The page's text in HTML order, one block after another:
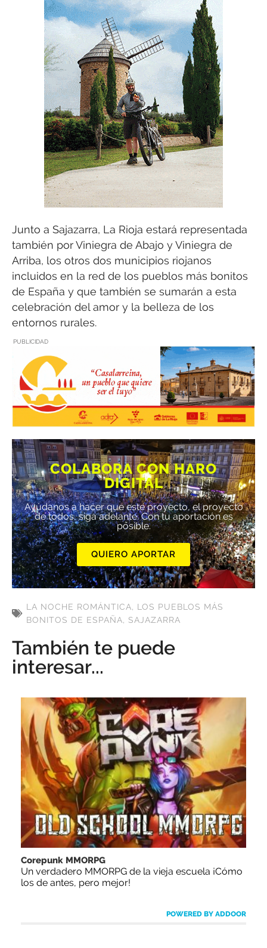
Junto a Sajazarra, La Rioja estará representada
también por Viniegra de Abajo y Viniegra de
Arriba, los otros dos municipios riojanos
incluidos en la red de los pueblos más bonitos
de España y que también se sumarán a esta
celebración del amor y la belleza de los
entornos rurales.
PUBLICIDAD
COLABORA CON HARO
DIGITAL
Ayúdanos a hacer que este proyecto, el proyecto
de todos, siga adelante. Con tu aportación es
posible.
QUIERO APORTAR
LA NOCHE ROMÁNTICA, LOS PUEBLOS MÁS
BONITOS DE ESPAÑA, SAJAZARRA
También te puede
interesar...
Corepunk MMORPG
Un verdadero MMORPG de la vieja escuela ¡Cómo
los de antes, pero mejor!
POWERED BY ADDOOR